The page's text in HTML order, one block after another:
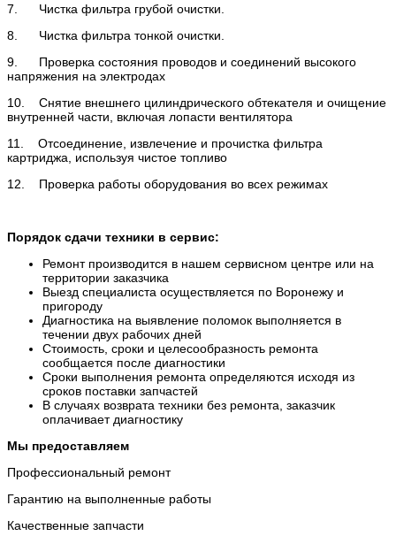
7. Чистка фильтра грубой очистки.
8. Чистка фильтра тонкой очистки.
9. Проверка состояния проводов и соединений высокого
напряжения на электродах
10. Снятие внешнего цилиндрического обтекателя и очищение
внутренней части, включая лопасти вентилятора
11. Отсоединение, извлечение и прочистка фильтра
картриджа, используя чистое топливо
12. Проверка работы оборудования во всех режимах
Порядок сдачи техники в сервис:
Ремонт производится в нашем сервисном центре или на
территории заказчика
Выезд специалиста осуществляется по Воронежу и
пригороду
Диагностика на выявление поломок выполняется в
течении двух рабочих дней
Стоимость, сроки и целесообразность ремонта
сообщается после диагностики
Сроки выполнения ремонта определяются исходя из
сроков поставки запчастей
В случаях возврата техники без ремонта, заказчик
оплачивает диагностику
Мы предоставляем
Профессиональный ремонт
Гарантию на выполненные работы
Качественные запчасти